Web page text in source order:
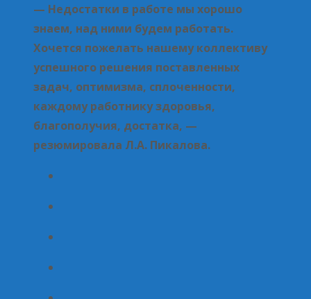
— Недостатки в работе мы хорошо
знаем, над ними будем работать.
Хочется пожелать нашему коллективу
успешного решения поставленных
задач, оптимизма, сплоченности,
каждому работнику здоровья,
благополучия, достатка, —
резюмировала Л.А. Пикалова.